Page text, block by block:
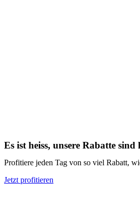
Es ist heiss, unsere Rabatte sind
Profitiere jeden Tag von so viel Rabatt,
Jetzt profitieren